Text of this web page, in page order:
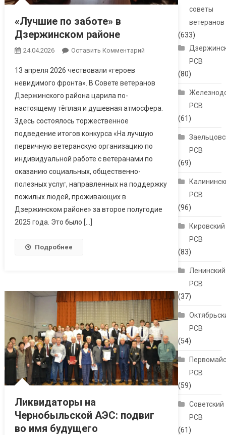
«Лучшие по заботе» в
Дзержинском районе
24.04.2026 Оставить Комментарий
13 апреля 2026 чествовали «героев
невидимого фронта». В Совете ветеранов
Дзержинского района царила по-
настоящему тёплая и душевная атмосфера.
Здесь состоялось торжественное
подведение итогов конкурса «На лучшую
первичную ветеранскую организацию по
индивидуальной работе с ветеранами по
оказанию социальных, общественно-
полезных услуг, направленных на поддержку
пожилых людей, проживающих в
Дзержинском районе» за второе полугодие
2025 года. Это было […]
Подробнее
Ликвидаторы на
Чернобыльской АЭС: подвиг
во имя будущего
советы
ветеранов
(633)
РСВ
(80)
РСВ
(61)
РСВ
(69)
РСВ
(96)
Кировский
РСВ
(83)
Ленинский
РСВ
(37)
РСВ
(54)
РСВ
(59)
Советский
РСВ
(61)